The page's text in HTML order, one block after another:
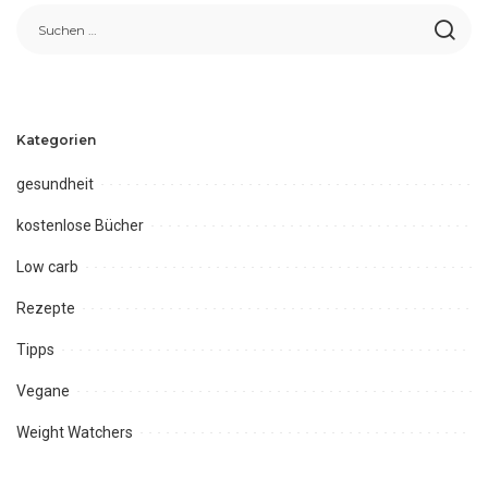
Kategorien
gesundheit
kostenlose Bücher
Low carb
Rezepte
Tipps
Vegane
Weight Watchers